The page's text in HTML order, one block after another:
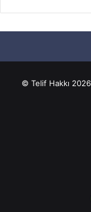
© Telif Hakkı